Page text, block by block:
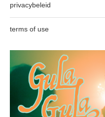
privacybeleid
terms of use